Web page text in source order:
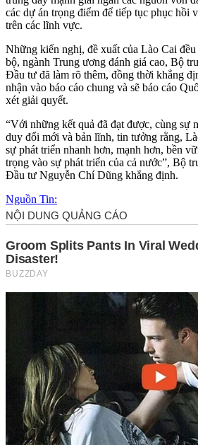
các dự án trọng điểm để tiếp tục phục hồi
trên các lĩnh vực.
Những kiến nghị, đề xuất của Lào Cai
bộ, ngành Trung ương đánh giá cao, Bộ
Đầu tư đã làm rõ thêm, đồng thời khẳng
nhận vào báo cáo chung và sẽ báo cáo
xét giải quyết.
“Với những kết quả đã đạt được, cùng sự
duy đổi mới và bản lĩnh, tin tưởng rằng,
sự phát triển nhanh hơn, mạnh hơn, bền
trọng vào sự phát triển của cả nước”, Bộ
Đầu tư Nguyễn Chí Dũng khẳng định.
Nguồn Tin: